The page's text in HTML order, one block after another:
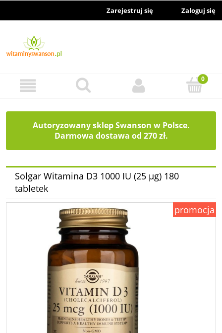
Zarejestruj się Zaloguj się
Autoryzowany sklep Swanson w Polsce.
Darmowa dostawa od 270 zł.
Solgar Witamina D3 1000 IU (25 µg) 180
tabletek
promocja